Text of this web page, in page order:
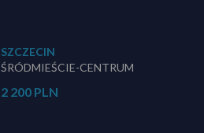
SZCZECIN
ŚRÓDMIEŚCIE-CENTRUM
2 200 PLN